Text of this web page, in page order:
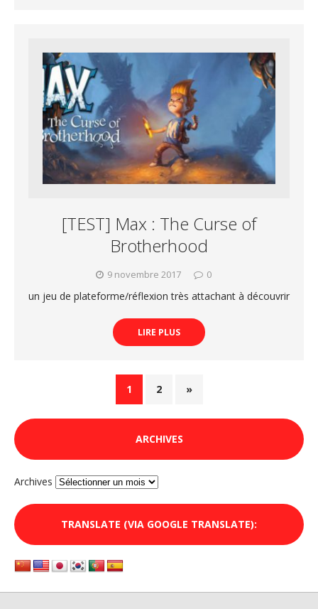
[TEST] Max : The Curse of
Brotherhood
9 novembre 2017 0
un jeu de plateforme/réflexion très attachant à découvrir
LIRE PLUS
1 2 »
ARCHIVES
Archives
TRANSLATE (VIA GOOGLE TRANSLATE):